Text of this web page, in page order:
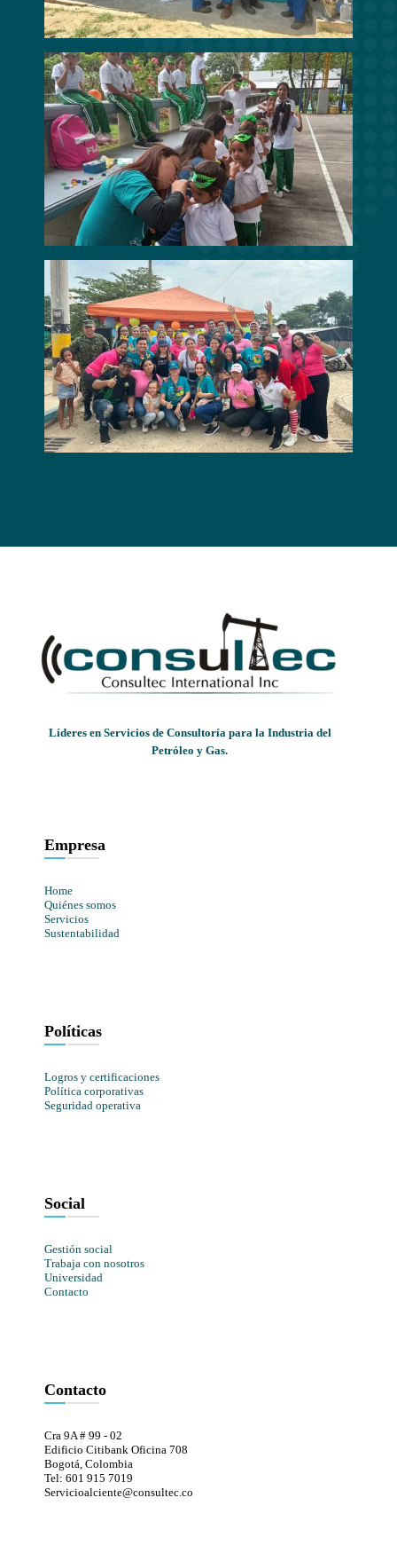
Líderes en Servicios de Consultoría para la Industria del
Petróleo y Gas.
Empresa
Home
Quiénes somos
Servicios
Sustentabilidad
Políticas
Logros y certificaciones
Política corporativas
Seguridad operativa
Social
Gestión social
Trabaja con nosotros
Universidad
Contacto
Contacto
Cra 9A # 99 - 02
Edificio Citibank Oficina 708
Bogotá, Colombia
Tel: 601 915 7019
Servicioalciente@consultec.co